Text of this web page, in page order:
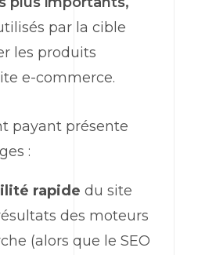
par la cible
les produits
e-commerce.
payant présente
:
rapide du site
des moteurs
(alors que le SEO